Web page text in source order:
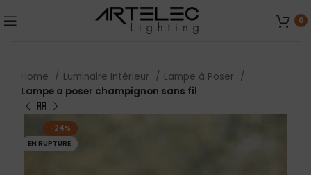
0
Home Luminaire Intérieur
Lampe à Poser
Lampe a poser champignon sans fil
-24%
EN RUPTURE